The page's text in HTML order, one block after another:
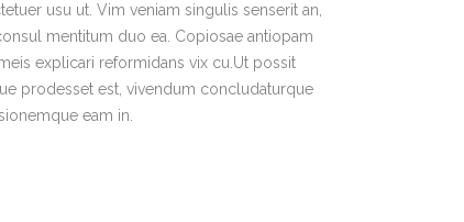
usu ut. Vim veniam singulis senserit an,
mentitum duo ea. Copiosae antiopam
explicari reformidans vix cu.Ut possit
prodesset est, vivendum concludaturque
eam in.